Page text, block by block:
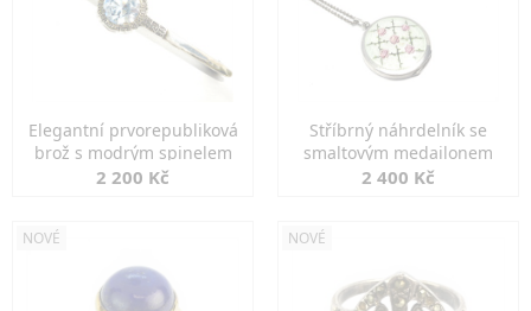
Elegantní prvorepubliková
brož s modrým spinelem
2 200 Kč
Stříbrný náhrdelník se
smaltovým medailonem
2 400 Kč
NOVÉ NOVÉ